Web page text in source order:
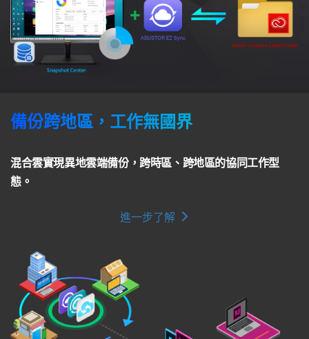
備份跨地區，工作無國界
混合雲實現異地雲端備份，跨時區、跨地區的協同工作型
態。
進一步了解